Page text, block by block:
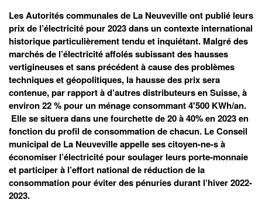
Les Autorités communales de La Neuveville ont publié leurs
prix de l’électricité pour 2023 dans un contexte international
historique particulièrement tendu et inquiétant. Malgré des
marchés de l’électricité affolés subissant des hausses
vertigineuses et sans précédent à cause des problèmes
techniques et géopolitiques, la hausse des prix sera
contenue, par rapport à d’autres distributeurs en Suisse, à
environ 22 % pour un ménage consommant 4'500 KWh/an.
Elle se situera dans une fourchette de 20 à 40% en 2023 en
fonction du profil de consommation de chacun. Le Conseil
municipal de La Neuveville appelle ses citoyen-ne-s à
économiser l’électricité pour soulager leurs porte-monnaie
et participer à l’effort national de réduction de la
consommation pour éviter des pénuries durant l’hiver 2022-
2023.